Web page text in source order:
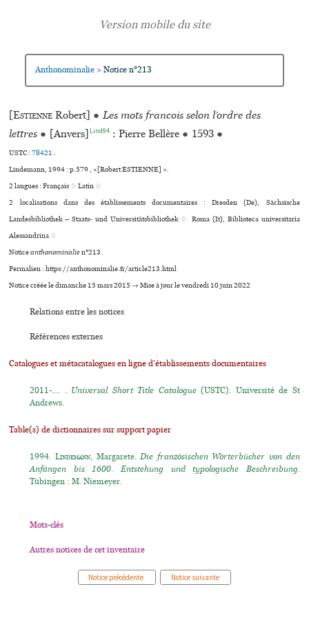
Anthonominalie > Notice n°213
[Estienne Robert] ● Les mots francois selon l’ordre des
lettres ● [Anvers] Lind94 : Pierre Bellère ● 1593 ●
USTC :78421.
Lindemann, 1994 : p.579 , «[Robert ESTIENNE] ».
2 langues :Français ♢Latin ♢
2 localisations dans des établissements documentaires : Dresden (De), Sächsische
Landesbibliothek – Staats- und Universitätsbibliothek ♢ Roma (It), Biblioteca uni­ver­si­ta­ria
Alessandrina ♢
Noticeanthonominalien°213.
Permalien : https://anthonominalie.fr/article213.html
Notice créée le dimanche 15 mars 2015 → Mise à jour le vendredi 10 juin 2022
Relations entre les notices
Références externes
Catalogues et métacatalogues en ligne d'établissements documentaires
2011-.... . Universal Short Title Catalogue(USTC). Université de St
Andrews.
Table(s) de dictionnaires sur support papier
1994.Lindemann, Margarete.Die französischen Wörterbücher von den
Anfängen bis 1600. Entstehung und typologische Beschreibung.
Tübingen : M. Niemeyer.
Mots-clés
Autres notices de cet inventaire
Notice précédente Notice suivante